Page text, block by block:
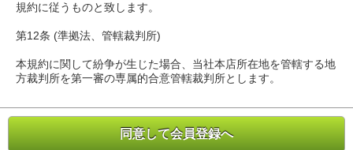
規約に従うものと致します。
第12条 (準拠法、管轄裁判所)
本規約に関して紛争が生じた場合、当社本店所在地を管轄する地
方裁判所を第一審の専属的合意管轄裁判所とします。
同意して会員登録へ